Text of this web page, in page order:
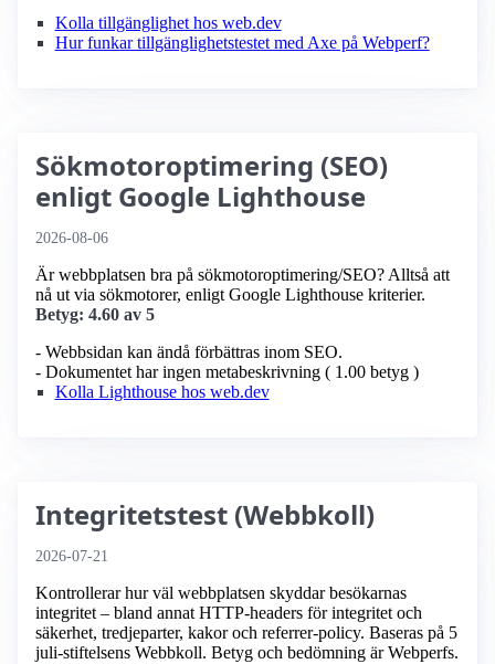
Kolla tillgänglighet hos web.dev
Hur funkar tillgänglighetstestet med Axe på Webperf?
Sökmotoroptimering (SEO)
enligt Google Lighthouse
2026-08-06
Är webbplatsen bra på sökmotoroptimering/SEO? Alltså att
nå ut via sökmotorer, enligt Google Lighthouse kriterier.
Betyg: 4.60 av 5
- Webbsidan kan ändå förbättras inom SEO.
- Dokumentet har ingen metabeskrivning ( 1.00 betyg )
Kolla Lighthouse hos web.dev
Integritetstest (Webbkoll)
2026-07-21
Kontrollerar hur väl webbplatsen skyddar besökarnas
integritet – bland annat HTTP-headers för integritet och
säkerhet, tredjeparter, kakor och referrer-policy. Baseras på 5
juli-stiftelsens Webbkoll. Betyg och bedömning är Webperfs.